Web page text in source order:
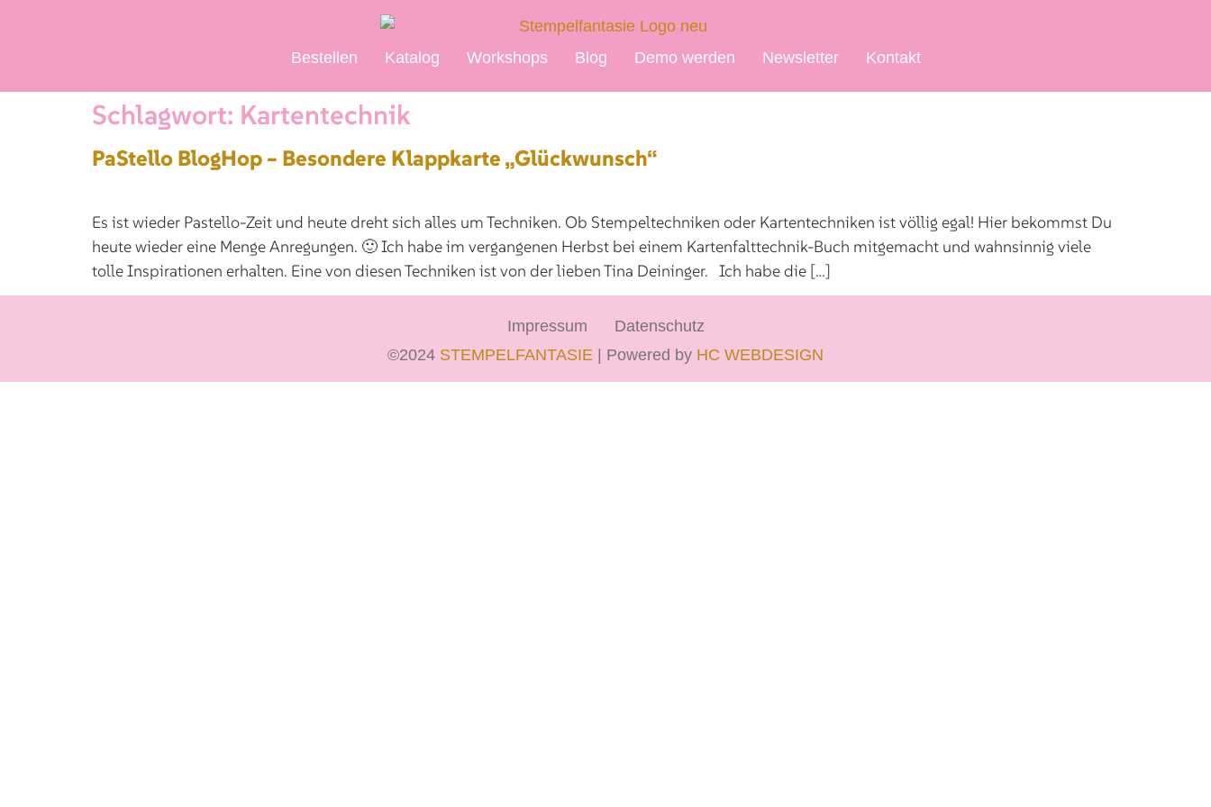
Bestellen Katalog Workshops Blog Demo werden Newsletter Kontakt
Schlagwort: Kartentechnik
PaStello BlogHop – Besondere Klappkarte „Glückwunsch“
Es ist wieder Pastello-Zeit und heute dreht sich alles um Techniken. Ob Stempeltechniken oder Kartentechniken ist völlig egal! Hier bekommst Du
heute wieder eine Menge Anregungen. 🙂 Ich habe im vergangenen Herbst bei einem Kartenfalttechnik-Buch mitgemacht und wahnsinnig viele
tolle Inspirationen erhalten. Eine von diesen Techniken ist von der lieben Tina Deininger. Ich habe die […]
Impressum
Datenschutz
©2024 STEMPELFANTASIE | Powered by HC WEBDESIGN